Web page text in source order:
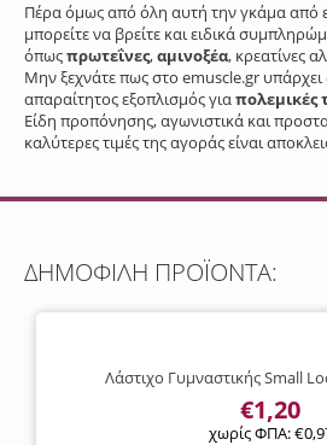
Πέρα όμως από όλη αυτή την γκάμα από
μπορείτε να βρείτε και ειδικά
όπωςπρωτεΐνες,αμινοξέα, κρεατίνες
Μην ξεχνάτε πως στο emuscle.gr υπάρχει
απαραίτητος εξοπλισμός γιαπολεμικές
Είδη προπόνησης, αγωνιστικά και
καλύτερες τιμές της αγοράς είναι
ΔΗΜΟΦΙΛΗ ΠΡΟΪΟΝΤΑ:
Λάστιχο Γυμναστικής Small
€1,20
χωρίς ΦΠΑ:€